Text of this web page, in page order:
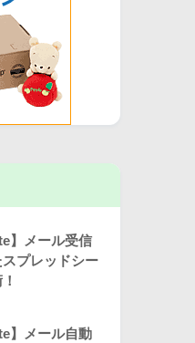
】メール受信
プレッドシー
】メール自動